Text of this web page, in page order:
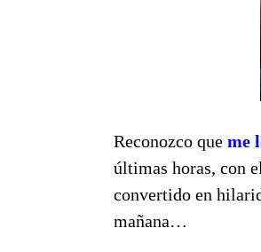
Reconozco que me
últimas horas, con
convertido en
mañana…